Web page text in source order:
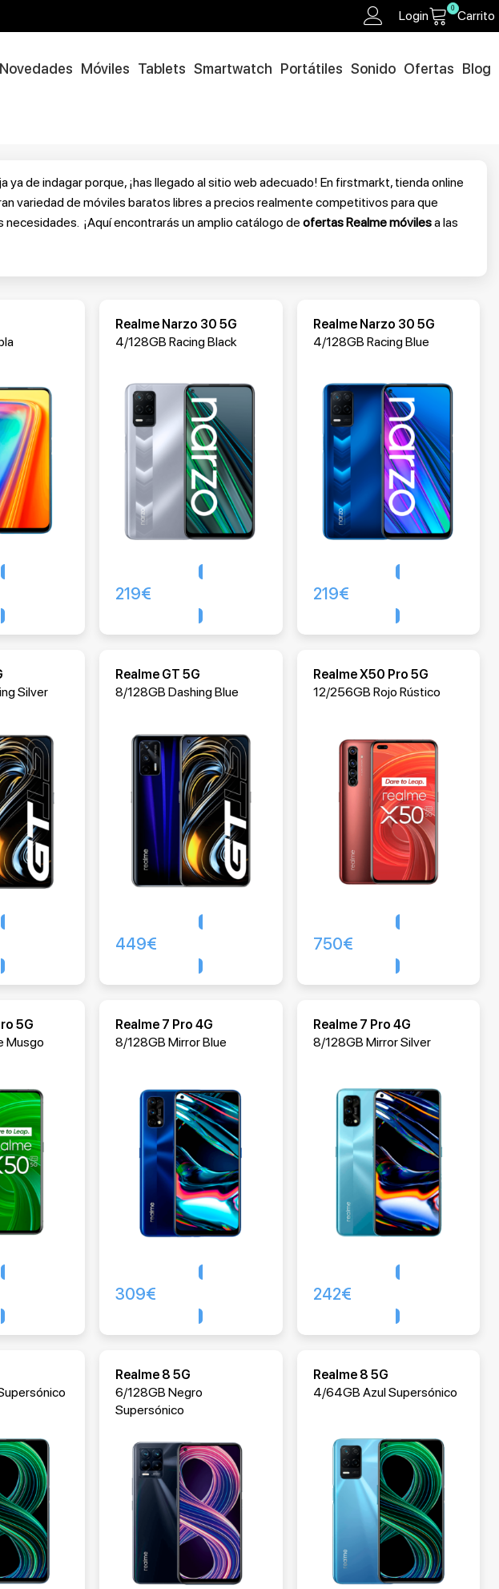
Login 0 Carrito
Novedades Móviles Tablets Smartwatch Portátiles Sonido Ofertas Blog
de indagar porque, ¡has llegado al sitio web adecuado! En firstmarkt, tienda online
variedad de móviles baratos libres a precios realmente competitivos para que
¡Aquí encontrarás un amplio catálogo de ofertas Realme móvilesa las
Realme Narzo 30 5G
4/128GB Racing Black
219€
Realme Narzo 30 5G
4/128GB Racing Blue
219€
Silver
Realme GT 5G
8/128GB Dashing Blue
449€
Realme X50 Pro 5G
12/256GB Rojo Rústico
750€
5G
Musgo
Realme 7 Pro 4G
8/128GB Mirror Blue
309€
Realme 7 Pro 4G
8/128GB Mirror Silver
242€
Realme 8 5G
6/128GB Negro
Supersónico
Realme 8 5G
4/64GB Azul Supersónico